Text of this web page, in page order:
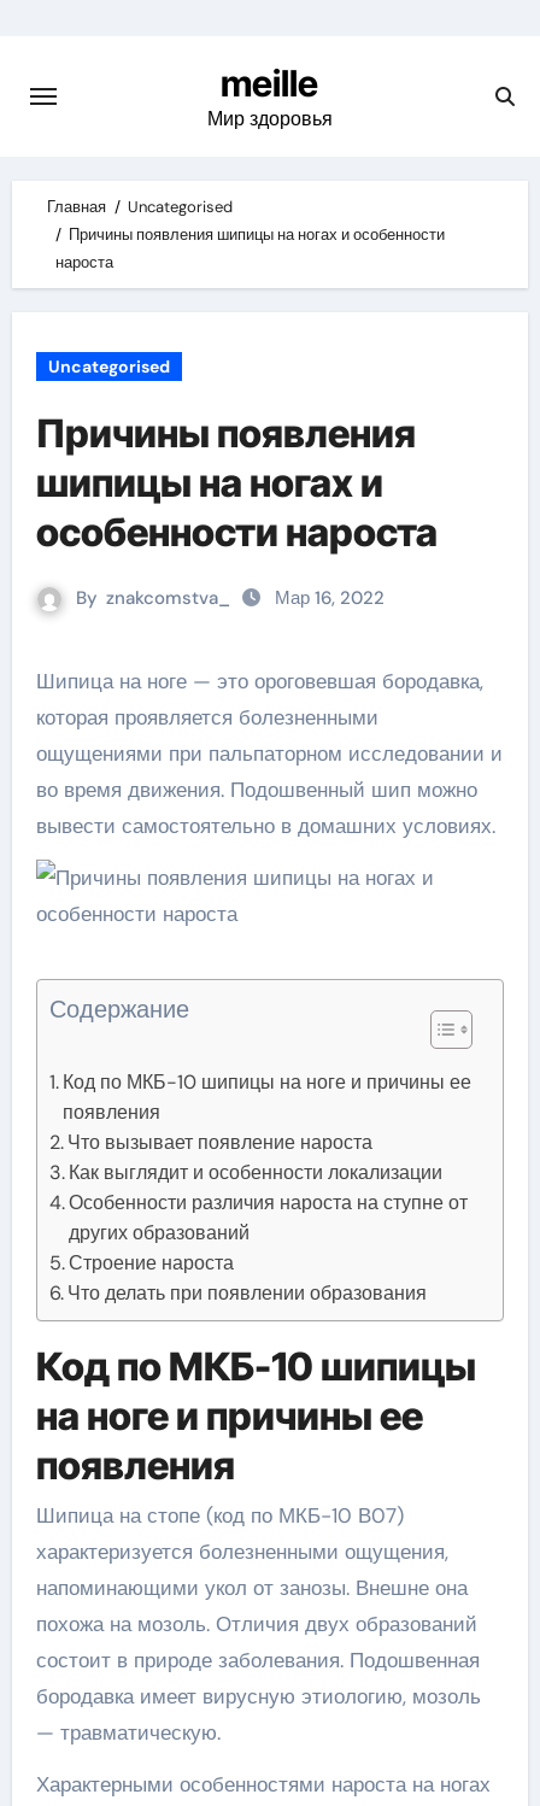
content
meille
Мир здоровья
Главная
Uncategorised
Причины появления шипицы на ногах и особенности
нароста
Uncategorised
Причины появления
шипицы на ногах и
особенности нароста
By znakcomstva_ Мар 16, 2022
Шипица на ноге — это ороговевшая бородавка,
которая проявляется болезненными
ощущениями при пальпаторном исследовании и
во время движения. Подошвенный шип можно
вывести самостоятельно в домашних условиях.
Содержание
Код по МКБ-10 шипицы на ноге и причины ее
появления
Что вызывает появление нароста
Как выглядит и особенности локализации
Особенности различия нароста на ступне от
других образований
Строение нароста
Что делать при появлении образования
Код по МКБ-10 шипицы
на ноге и причины ее
появления
Шипица на стопе (код по МКБ-10 В07)
характеризуется болезненными ощущения,
напоминающими укол от занозы. Внешне она
похожа на мозоль. Отличия двух образований
состоит в природе заболевания. Подошвенная
бородавка имеет вирусную этиологию, мозоль
— травматическую.
Характерными особенностями нароста на ногах